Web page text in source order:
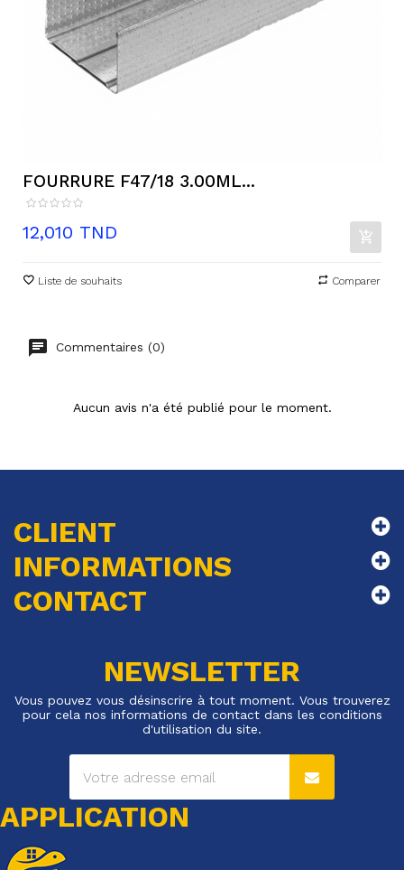
FOURRURE F47/18 3.00ML...
Prix
12,010 TND
Liste de souhaits Comparer
Commentaires (0)
Aucun avis n'a été publié pour le moment.
CLIENT
INFORMATIONS
CONTACT
NEWSLETTER
Vous pouvez vous désinscrire à tout moment. Vous trouverez
pour cela nos informations de contact dans les conditions
d'utilisation du site.
APPLICATION